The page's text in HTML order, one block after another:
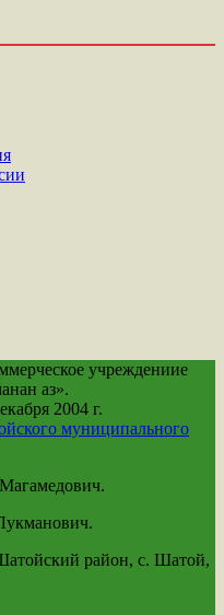
учреждениие
аз».
2004 г.
муниципального
район, с. Шатой,